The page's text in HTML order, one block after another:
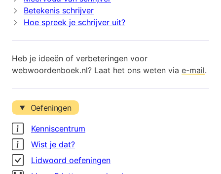
Betekenis schrijver
Hoe spreek je schrijver uit?
Heb je ideeën of verbeteringen voor
webwoordenboek.nl? Laat het ons weten via e-mail.
Oefeningen
Kenniscentrum
Wist je dat?
Lidwoord oefeningen